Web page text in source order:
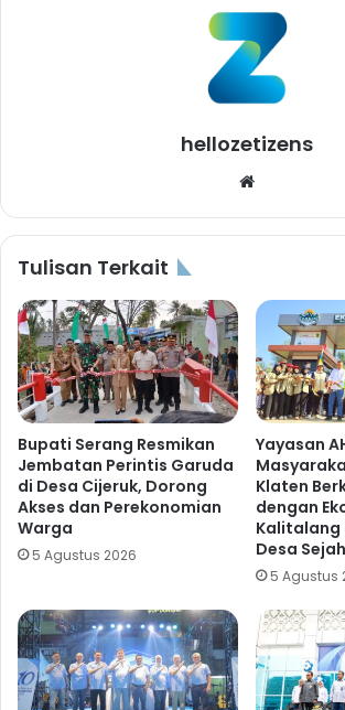
hellozetizens
Tulisan Terkait
Bupati Serang Resmikan
Jembatan Perintis Garuda
di Desa Cijeruk, Dorong
Akses dan Perekonomian
Warga
5 Agustus 2026
Yayasan
Klaten
dengan
Kalitalang
Desa
5 Agustus